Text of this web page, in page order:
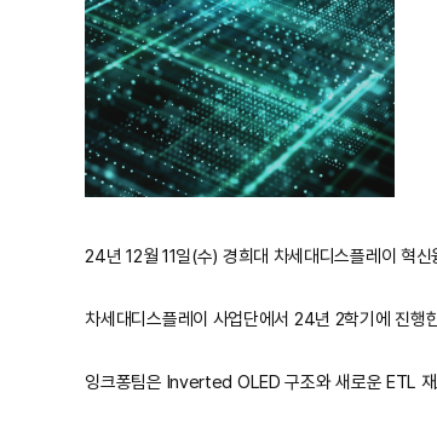
24년 12월 11일(수) 경희대 차세대디스플레이 혁
차세대디스플레이 사업단에서 24년 2학기에 진
잉크퐁팀은 Inverted OLED 구조와 새로운 ETL